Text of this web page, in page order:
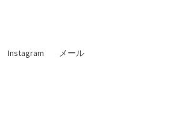
Instagram メール